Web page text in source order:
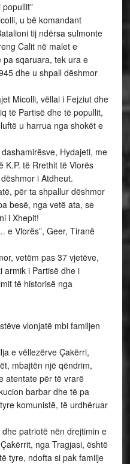
u bë komandant
tij ndërsa sulmonte
Calit në malet e
pa sqaruara, tek ura e
dhe u shpall dëshmor
Micolli, vëllai i Fejziut dhe
të Partisë dhe të popullit,
u harrua nga shokët e
Hydajeti, me
K.P. të Rrethit të Vlorës
i Atdheut.
për ta shpallur dëshmor
besë, nga vetë ata, se
i Xhepit!
e Vlorës”, Geer, Tiranë
vetëm pas 37 vjetëve,
armik i Partisë dhe i
të historisë nga
vlonjatë mbi familjen
e vëllezërve Çakërri,
mbajtën një qëndrim,
atentate për të vrarë
barbar dhe të pa
komunistë, të urdhëruar
patriotë nën drejtimin e
nga Tragjasi, është
tyre, ndofta si pak familje